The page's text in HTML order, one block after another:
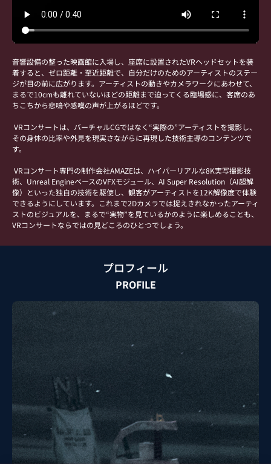
音響設備の整った映画館に入場し、座席に設置されたVRヘッドセットを装
着すると、ゼロ距離・至近距離で、自分だけのためのアーティストのステー
ジが目の前に広がります。アーティストの動きやカメラワークにあわせて、
まるで10cmも離れていないほどの距離まで迫ってくる臨場感に、客席のあ
ちこちから悲鳴や感嘆の声が上がるほどです。
VRコンサートは、バーチャルCGではなく“実際の”アーティストを撮影し、
その身体の比率や外見を現実さながらに再現した技術主導のコンテンツで
す。
VRコンサート専門の制作会社AMAZEは、ハイパーリアルな8K実写撮影技
術、Unreal EngineベースのVFXモジュール、AI Super Resolution（AI超解
像）といった独自の技術を駆使し、観客がアーティストを12K解像度で体験
できるようにしています。これまで2Dカメラでは捉えきれなかったアーティ
ストのビジュアルを、まるで“実物”を見ているかのように楽しめることも、
VRコンサートならではの見どころのひとつでしょう。
プロフィール
PROFILE